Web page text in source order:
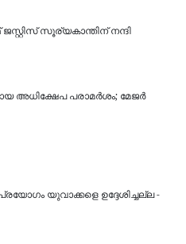
ജസ്റ്റിസ് സൂര്യകാന്തിന് നന്ദി
അധിക്ഷേപ പരാമർശം; മേജർ
യുവാക്കളെ ഉദ്ദേശിച്ചല്ല -